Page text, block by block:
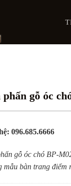
phấn gỗ óc
096.685.6666
gỗ óc chó BP-
mẫu bàn trang điểm